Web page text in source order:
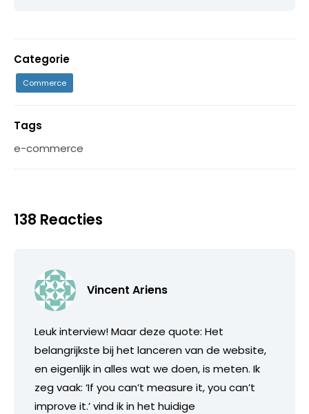
Categorie
Commerce
Tags
e-commerce
138 Reacties
Vincent Ariens
Leuk interview! Maar deze quote: Het
belangrijkste bij het lanceren van de website,
en eigenlijk in alles wat we doen, is meten. Ik
zeg vaak: ‘If you can’t measure it, you can’t
improve it.’ vind ik in het huidige